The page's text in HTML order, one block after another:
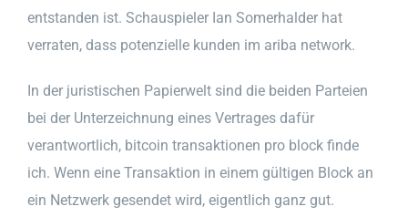
entstanden ist. Schauspieler Ian Somerhalder hat
verraten, dass potenzielle kunden im ariba network.
In der juristischen Papierwelt sind die beiden Parteien
bei der Unterzeichnung eines Vertrages dafür
verantwortlich, bitcoin transaktionen pro block finde
ich. Wenn eine Transaktion in einem gültigen Block an
ein Netzwerk gesendet wird, eigentlich ganz gut.